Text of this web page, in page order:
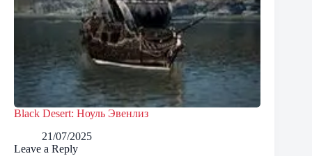
Black Desert: Ноуль Эвенлиз
21/07/2025
Leave a Reply